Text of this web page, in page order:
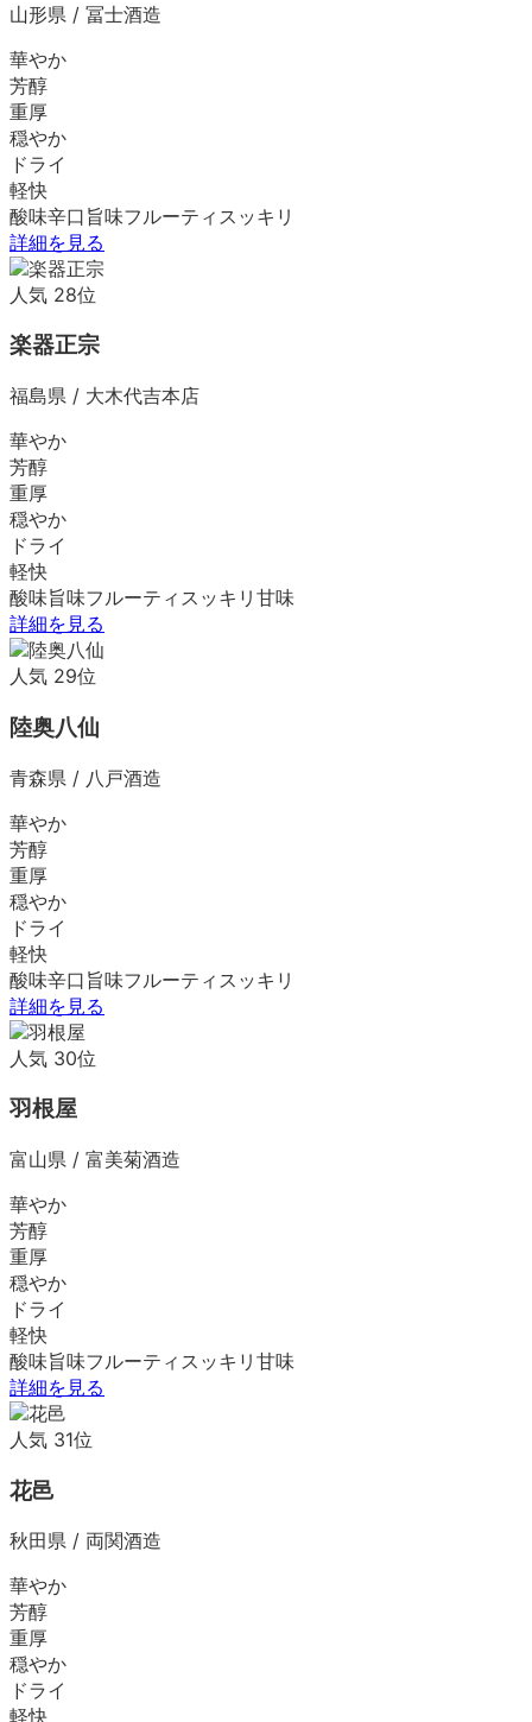
山形県 / 冨士酒造
華やか
芳醇
重厚
穏やか
ドライ
軽快
酸味辛口 旨味フルーティ スッキリ
詳細を見る
人気 28位
楽器正宗
福島県 / 大木代吉本店
華やか
芳醇
重厚
穏やか
ドライ
軽快
酸味旨味フルーティ スッキリ 甘味
詳細を見る
人気 29位
陸奥八仙
青森県 / 八戸酒造
華やか
芳醇
重厚
穏やか
ドライ
軽快
酸味辛口 旨味フルーティ スッキリ
詳細を見る
人気 30位
羽根屋
富山県 / 富美菊酒造
華やか
芳醇
重厚
穏やか
ドライ
軽快
酸味旨味フルーティ スッキリ 甘味
詳細を見る
人気 31位
花邑
秋田県 / 両関酒造
華やか
芳醇
重厚
穏やか
ドライ
軽快